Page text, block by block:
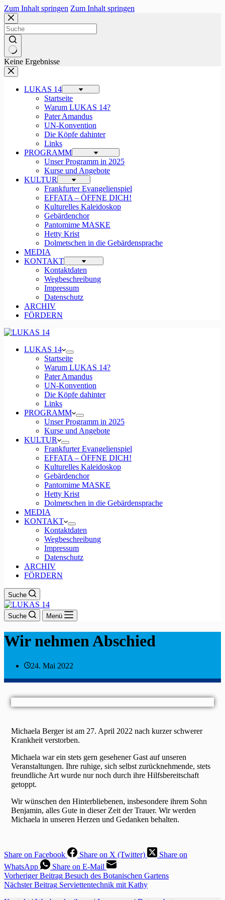
Zum Inhalt springen Zum Inhalt springen
Keine Ergebnisse
LUKAS 14
Startseite
Warum LUKAS 14?
Pater Amandus
UN-Konvention
Die Köpfe dahinter
Links
PROGRAMM
Unser Programm in 2025
Kurse und Angebote
KULTUR
Frankfurter Evangelienspiel
EFFATA – ÖFFNE DICH!
Kulturelles Kaleidoskop
Gebärdenchor
Pantomime MASKE
Hetty Krist
Dolmetschen in die Gebärdensprache
MEDIA
KONTAKT
Kontaktdaten
Wegbeschreibung
Impressum
Datenschutz
ARCHIV
FÖRDERN
LUKAS 14
Startseite
Warum LUKAS 14?
Pater Amandus
UN-Konvention
Die Köpfe dahinter
Links
PROGRAMM
Unser Programm in 2025
Kurse und Angebote
KULTUR
Frankfurter Evangelienspiel
EFFATA – ÖFFNE DICH!
Kulturelles Kaleidoskop
Gebärdenchor
Pantomime MASKE
Hetty Krist
Dolmetschen in die Gebärdensprache
MEDIA
KONTAKT
Kontaktdaten
Wegbeschreibung
Impressum
Datenschutz
ARCHIV
FÖRDERN
Suche
Suche Menü
Wir nehmen Abschied
24. Mai 2022
Michaela Berger ist am 27. April 2022 nach kurzer schwerer
Krankheit verstorben.
Michaela war ein stets gern gesehener Gast auf unseren
Veranstaltungen. Ihre ruhige, sich selbst zurücknehmende, stets
freundliche Art wurde nur noch durch ihre Hilfsbereitschaft
getoppt.
Wir wünschen den Hinterbliebenen, insbesondere ihrem Sohn
Benjamin, alles Gute in dieser Zeit der Trauer. Wir werden
Michaela in unseren Herzen und Gedanken behalten.
Share on Facebook Share on X (Twitter)
Share on
WhatsApp
Share on E-Mail
VorherigerBeitrag Besuch des Botanischen Gartens
NächsterBeitrag Serviettentechnik mit Kathy